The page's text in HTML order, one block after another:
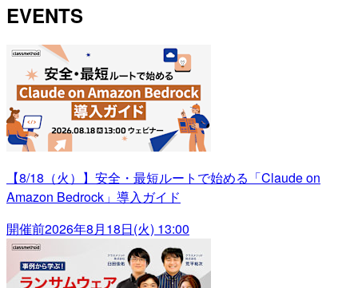
EVENTS
【8/18（火）】安全・最短ルートで始める「Claude on
Amazon Bedrock」導入ガイド
開催前2026年8月18日(火) 13:00